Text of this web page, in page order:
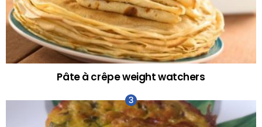
Pâte à crêpe weight watchers